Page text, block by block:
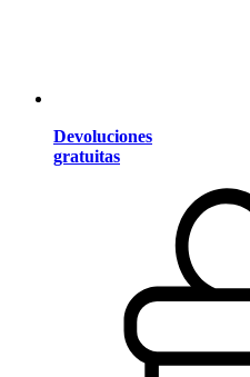
Devoluciones
gratuitas